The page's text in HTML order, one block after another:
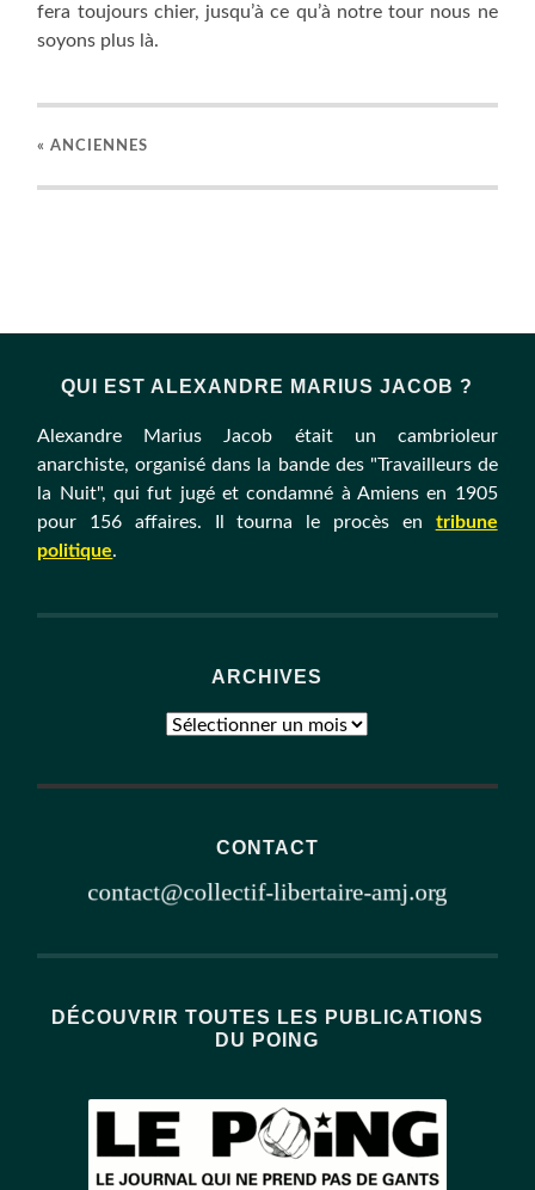
fera toujours chier, jusqu’à ce qu’à notre tour nous ne
soyons plus là.
« ANCIENNES
QUI EST ALEXANDRE MARIUS JACOB ?
Alexandre Marius Jacob était un cambrioleur
anarchiste, organisé dans la bande des "Travailleurs de
la Nuit", qui fut jugé et condamné à Amiens en 1905
pour 156 affaires. Il tourna le procès en tribune
politique.
ARCHIVES
CONTACT
DÉCOUVRIR TOUTES LES PUBLICATIONS
DU POING